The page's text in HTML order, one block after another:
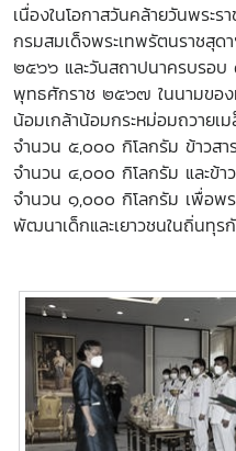
เนื่องในโอกาสวันคล้ายวันพระ
กรมสมเด็จพระเทพรัตนราชสุ
๒๕๖๖ และวันสถาปนาครบรอ
พุทธศักราช ๒๕๖๗ ในนามของ
น้อมเกล้าน้อมกระหม่อมถวาย
จำนวน ๕,๐๐๐ กิโลกรัม ข้าวส
จำนวน ๔,๐๐๐ กิโลกรัม และข้า
จำนวน ๑,๐๐๐ กิโลกรัม เพื่อพร
พัฒนาเด็กและเยาวชนในถิ่นทุร